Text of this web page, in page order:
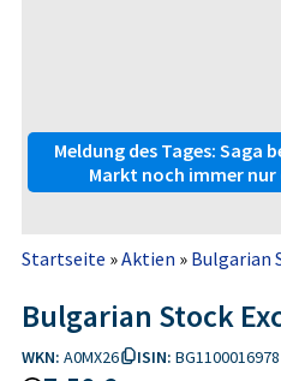
Meldung des Tages: Saga
Markt noch immer nur
Startseite »Aktien » Bulgarian
Bulgarian Stock
WKN: A0MX26 ISIN: BG1100016978